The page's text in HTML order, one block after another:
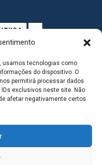
usamos tecnologias como
do dispositivo. O
permitirá processar dados
exclusivos neste site. Não
afetar negativamente certos
MUNICIPAL - Avenida